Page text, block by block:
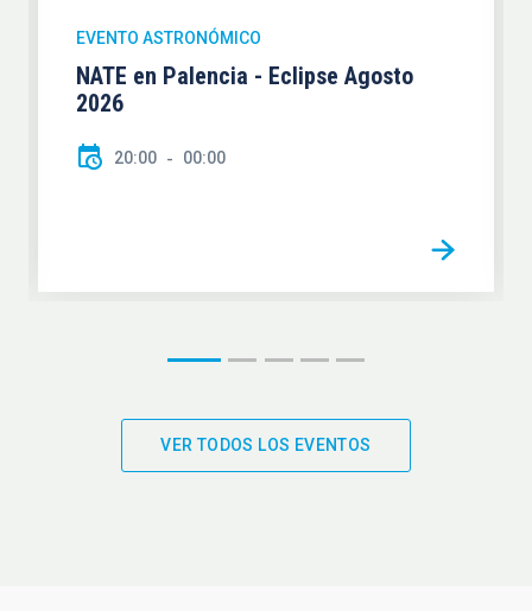
EVENTO ASTRONÓMICO
NATE en Palencia - Eclipse Agosto
2026
20:00 00:00
VER TODOS LOS EVENTOS